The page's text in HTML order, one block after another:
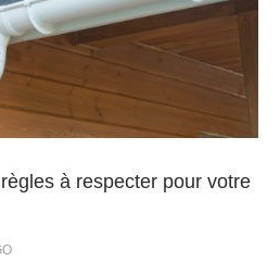
à respecter pour votre